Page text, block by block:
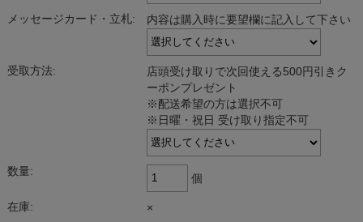
メッセージカード・立札: 内容は購入時に要望欄に記入して下さい
受取方法:
店頭受け取りで次回使える500円引きク
ーポンプレゼント
※配送希望の方は選択不可
※日曜・祝日 受け取り指定不可
数量:
個
在庫: ×